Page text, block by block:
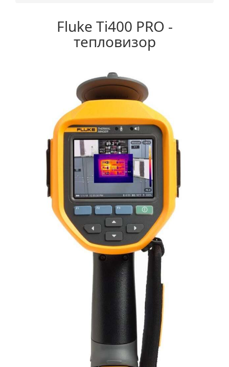
Fluke Ti400 PRО -
тепловизор